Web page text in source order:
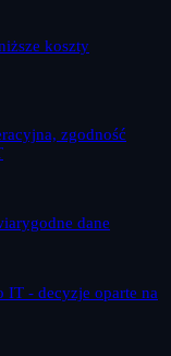
koszty
zgodność
dane
IT - decyzje oparte na